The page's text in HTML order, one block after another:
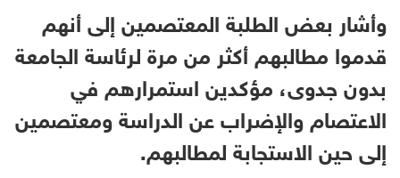
وأشار بعض الطلبة المعتصمين إلى أنهم
قدموا مطالبهم أكثر من مرة لرئاسة الجامعة
بدون جدوى، مؤكدين استمرارهم في
الاعتصام والإضراب عن الدراسة ومعتصمين
إلى حين الاستجابة لمطالبهم.